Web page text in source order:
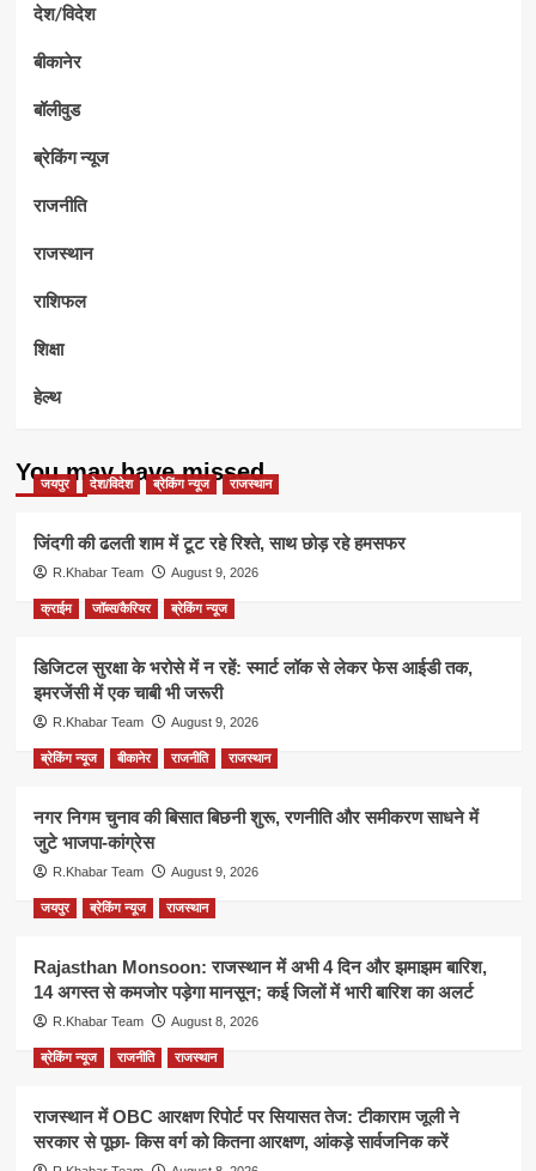
देश/विदेश
बीकानेर
बॉलीवुड
ब्रेकिंग न्यूज
राजनीति
राजस्थान
राशिफल
शिक्षा
हेल्थ
You may have missed
जयपुर देश/विदेश ब्रेकिंग न्यूज राजस्थान
जिंदगी की ढलती शाम में टूट रहे रिश्ते, साथ छोड़ रहे हमसफर
R.Khabar Team August 9, 2026
क्राईम जॉब्स/कैरियर ब्रेकिंग न्यूज
डिजिटल सुरक्षा के भरोसे में न रहें: स्मार्ट लॉक से लेकर फेस आईडी तक,
इमरजेंसी में एक चाबी भी जरूरी
R.Khabar Team August 9, 2026
ब्रेकिंग न्यूज बीकानेर राजनीति राजस्थान
नगर निगम चुनाव की बिसात बिछनी शुरू, रणनीति और समीकरण साधने में
जुटे भाजपा-कांग्रेस
R.Khabar Team August 9, 2026
जयपुर ब्रेकिंग न्यूज राजस्थान
Rajasthan Monsoon: राजस्थान में अभी 4 दिन और झमाझम बारिश,
14 अगस्त से कमजोर पड़ेगा मानसून; कई जिलों में भारी बारिश का अलर्ट
R.Khabar Team August 8, 2026
ब्रेकिंग न्यूज राजनीति राजस्थान
राजस्थान में OBC आरक्षण रिपोर्ट पर सियासत तेज: टीकाराम जूली ने
सरकार से पूछा- किस वर्ग को कितना आरक्षण, आंकड़े सार्वजनिक करें